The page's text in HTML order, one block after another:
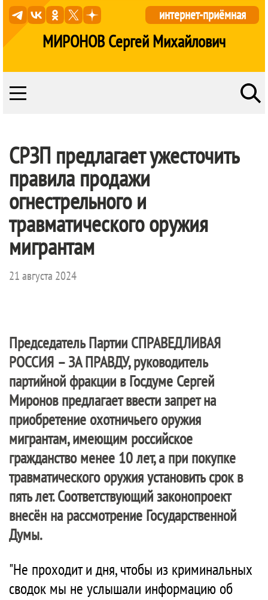
МИРОНОВ Сергей Михайлович
интернет-приёмная
СРЗП предлагает ужесточить
правила продажи
огнестрельного и
травматического оружия
мигрантам
21 августа 2024
Председатель Партии СПРАВЕДЛИВАЯ
РОССИЯ – ЗА ПРАВДУ, руководитель
партийной фракции в Госдуме Сергей
Миронов предлагает ввести запрет на
приобретение охотничьего оружия
мигрантам, имеющим российское
гражданство менее 10 лет, а при покупке
травматического оружия установить срок в
пять лет. Соответствующий законопроект
внесён на рассмотрение Государственной
Думы.
"Не проходит и дня, чтобы из криминальных
сводок мы не услышали информацию об